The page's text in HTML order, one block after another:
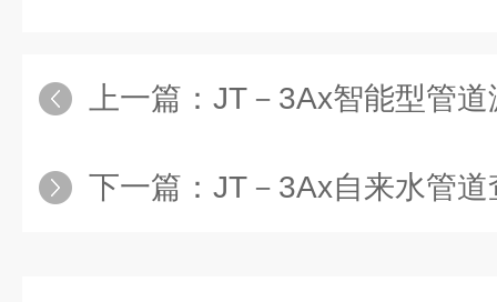
上一篇： JT－3Ax智能型管
下一篇： JT－3Ax自来水管道